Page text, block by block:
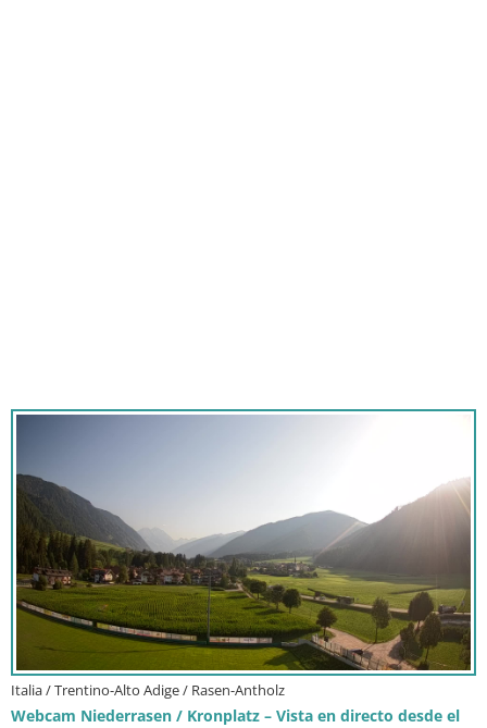
Italia / Trentino-Alto Adige / Rasen-Antholz
Webcam Niederrasen / Kronplatz – Vista en directo desde el